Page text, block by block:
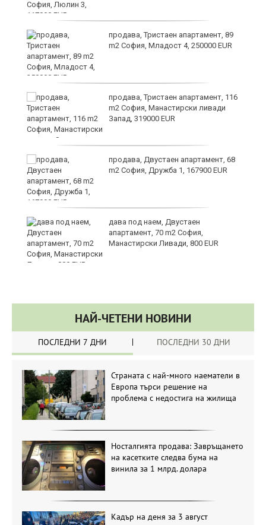
продава, Тристаен апартамент, 89
m2 София, Младост 4, 250000 EUR
продава, Тристаен апартамент, 116
m2 София, Манастирски ливади
Запад, 319000 EUR
продава, Двустаен апартамент, 68
m2 София, Дружба 1, 167900 EUR
дава под наем, Двустаен
апартамент, 70 m2 София,
Манастирски Ливади, 800 EUR
НАЙ-ЧЕТЕНИ НОВИНИ
ПОСЛЕДНИ 7 ДНИ ПОСЛЕДНИ 30 ДНИ
Страната с най-много наематели в
Европа търси решение на
проблема с недостига на жилища
Носталгията продава: Завръщането
на касетките следва бума на
винила за 1 млрд. долара
Кадър на деня за 3 август